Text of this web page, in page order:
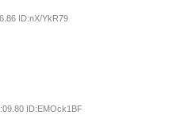
ID:nX/YkR79
ID:EMOck1BF